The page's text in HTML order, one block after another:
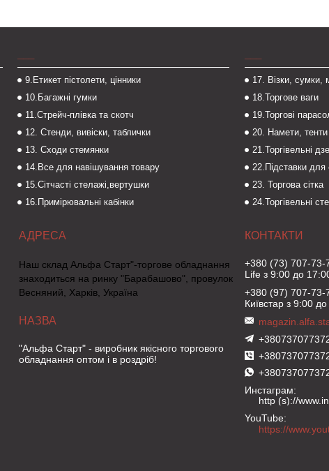
9.Етикет пістолети, цінники
10.Багажні гумки
11.Стрейч-плівка та скотч
12. Стенди, вивіски, таблички
13. Сходи стемянки
14.Все для навішування товару
15.Сітчасті стелажі,вертушки
16.Примірювальні кабінки
17. Візки, сумки,
18.Торгове ваги
19.Торгові
20. Намети, тенти
21.Торгівельні
22.Підставки для
23. Торгова сітка
24.Торгівельні
Наш склад Альфа Старт"-торгове обладнання
знаходиться на ринку "Барабашово", провулок
Весняний, Харків, Україна
"Альфа Старт" - виробник якісного торгового
обладнання оптом і в роздріб!
+380 (73) 707-73-
Life з 9:00 до
+380 (97) 707-73-
Київстар з 9:00
Инстаграм
http (s)://
YouTube